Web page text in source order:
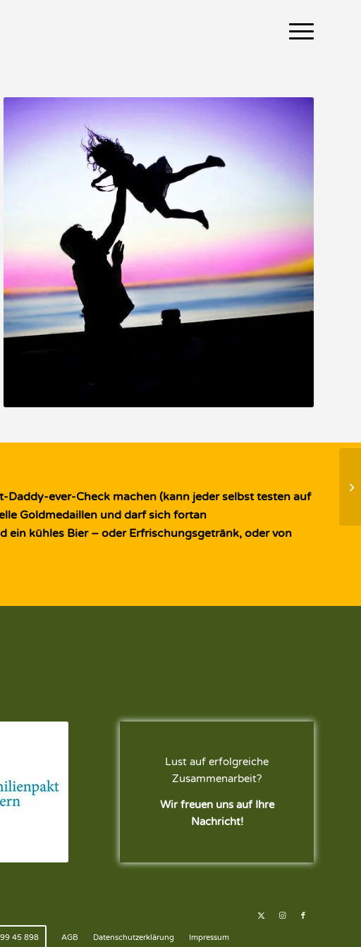
ever-Check machen (kann jeder selbst testen auf
Goldmedaillen und darf sich fortan
ein kühles Bier – oder Erfrischungsgetränk, oder von
Lust auf erfolgreiche
Zusammenarbeit?
Wir freuen uns auf Ihre
Nachricht!
45 898 AGB Datenschutzerklärung Impressum